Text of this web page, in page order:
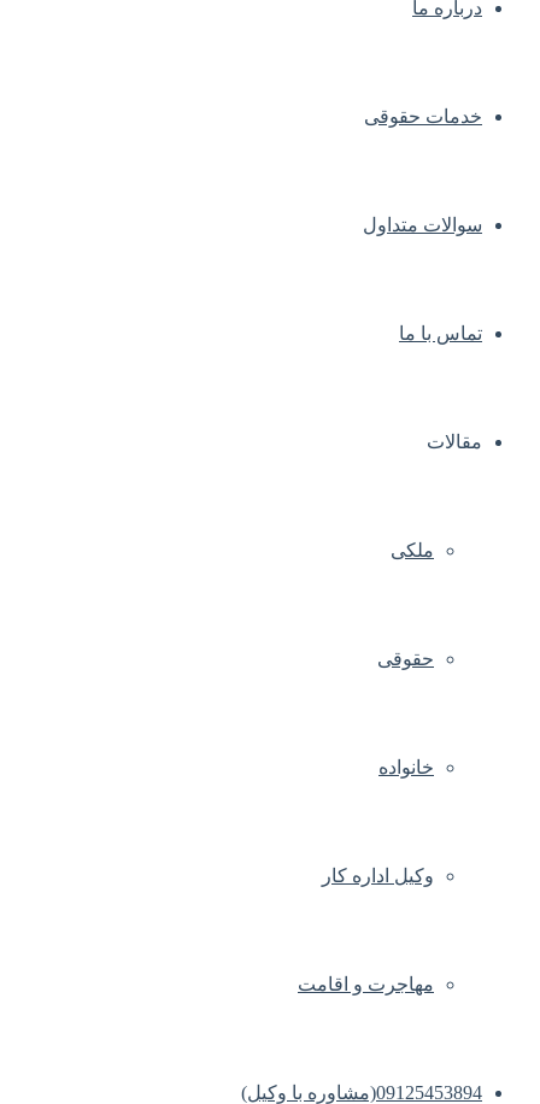
درباره ما
خدمات حقوقی
سوالات متداول
تماس با ما
مقالات
ملکی
حقوقی
خانواده
وکیل اداره کار
مهاجرت و اقامت
09125453894(مشاوره با وکیل)